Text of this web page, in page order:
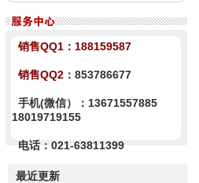
销售QQ1： 188159587
销售QQ2 ：853786677
手机(微信）：13671557885
18019719155
电话：021-63811399
最近更新